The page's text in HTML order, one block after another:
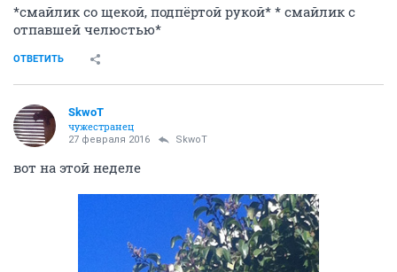
*смайлик со щекой, подпёртой рукой* * смайлик с
отпавшей челюстью*
ОТВЕТИТЬ
SkwоT
чужестранец
27 февраля 2016 SkwоT
вот на этой неделе